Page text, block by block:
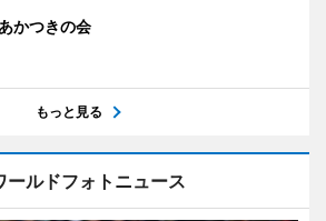
かつきの会
もっと見る
ールドフォトニュース